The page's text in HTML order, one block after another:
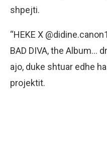
shpejti.
“HEKE X
BAD DIVA, the Album…
ajo, duke shtuar edhe
projektit.